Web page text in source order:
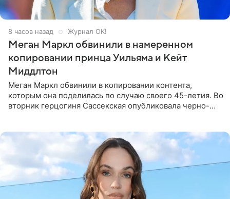
8 часов назад Журнал OK!
Меган Маркл обвинили в намеренном
копировании принца Уильяма и Кейт
Миддлтон
Меган Маркл обвинили в копировании контента,
которым она поделилась по случаю своего 45-летия. Во
вторник герцогиня Сассекская опубликовала черно-